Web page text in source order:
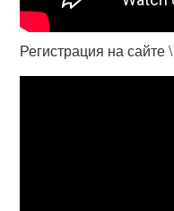
Регистрация на сайте \